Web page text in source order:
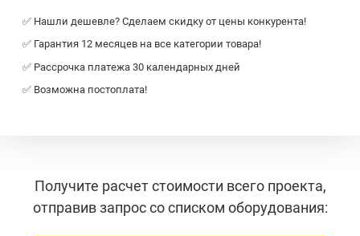
✅ Нашли дешевле? Сделаем скидку от цены конкурента!
✅ Гарантия 12 месяцев на все категории товара!
✅ Рассрочка платежа 30 календарных дней
✅ Возможна постоплата!
Получите расчет стоимости всего проекта,
отправив запрос со списком оборудования: